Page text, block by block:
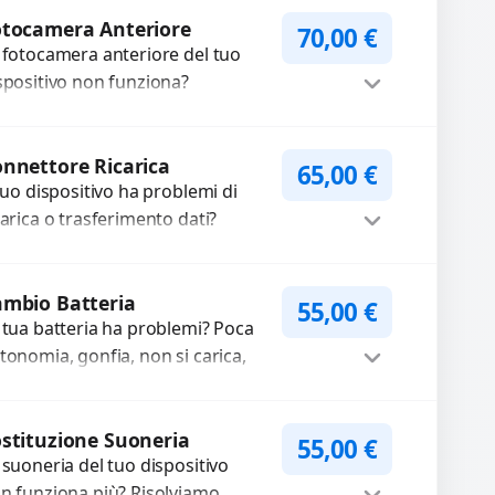
non funzionante,...
Anteriore
fotocamera anteriore del tuo
non funziona?
immagini sfocate, messa a...
70,00€
Ricarica
dispositivo ha problemi di
o trasferimento dati?
danneggiati,...
65,00€
Batteria
tua batteria ha problemi? Poca
gonfia, non si carica,
55,00€
Suoneria
suoneria del tuo dispositivo
55,00€